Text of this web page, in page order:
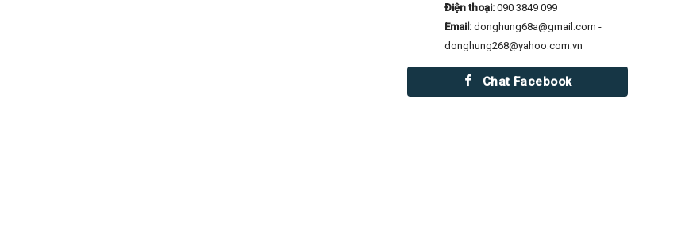
Điện thoại: 090 3849 099
Email: donghung68a@gmail.com -
donghung268@yahoo.com.vn
Chat Facebook